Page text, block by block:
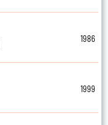
1986
1999